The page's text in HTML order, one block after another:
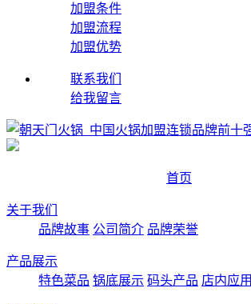
加盟条件
加盟流程
加盟优势
联系我们
给我留言
首页
关于我们
品牌故事 公司简介 品牌荣誉
产品展示
特色菜品 锅底展示 码头产品 店内应用